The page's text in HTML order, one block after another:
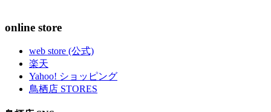
online store
web store (公式)
楽天
Yahoo! ショッピング
鳥栖店 STORES